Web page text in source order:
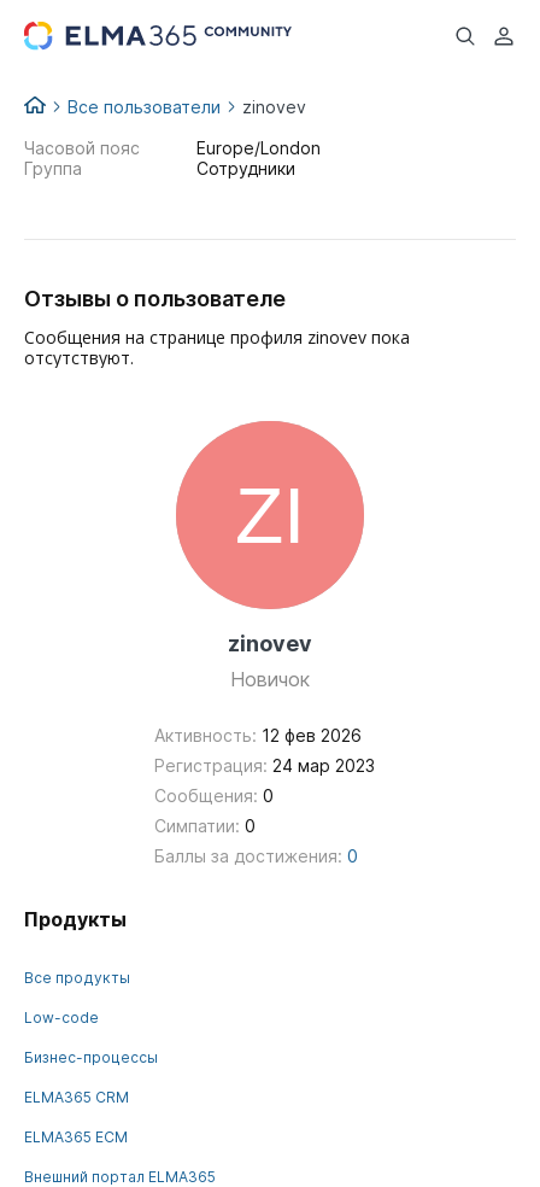
...
Все пользователи zinovev
zinovev
Новичок
Активность: 12 фев 2026
Регистрация: 24 мар 2023
Сообщения: 0
Симпатии: 0
Баллы за достижения: 0
Часовой пояс
Europe/London
Группа
Сотрудники
Отзывы о пользователе
Сообщения на странице профиля zinovev пока
отсутствуют.
Продукты
Все продукты
Low-code
Бизнес-процессы
ELMA365 CRM
ELMA365 ECM
Внешний портал ELMA365